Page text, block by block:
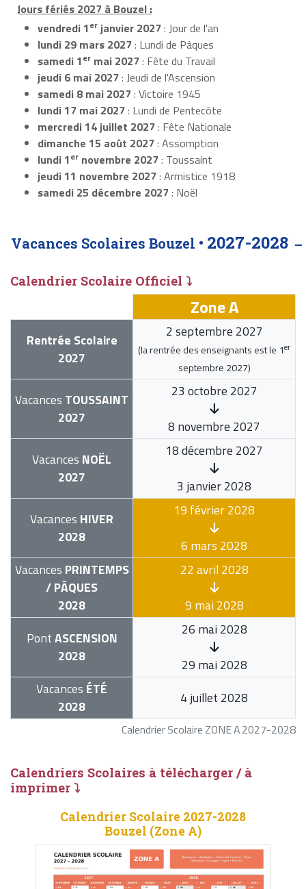
Jours fériés 2027 à Bouzel :
vendredi 1er janvier 2027: Jour de l'an
lundi 29 mars 2027: Lundi de Pâques
samedi 1er mai 2027: Fête du Travail
jeudi 6 mai 2027: Jeudi de l'Ascension
samedi 8 mai 2027: Victoire 1945
lundi 17 mai 2027: Lundi de Pentecôte
mercredi 14 juillet 2027: Fête Nationale
dimanche 15 août 2027: Assomption
lundi 1er novembre 2027: Toussaint
jeudi 11 novembre 2027: Armistice 1918
samedi 25 décembre 2027: Noël
Vacances Scolaires Bouzel • 2027-2028
Calendrier Scolaire Officiel ⤵
Calendrier Scolaire ZONE A 2027-2028
Zone A
Rentrée Scolaire
2027
2 septembre 2027
(la rentrée des enseignants est le 1er
septembre 2027)
Vacances TOUSSAINT
2027
23 octobre 2027
8 novembre 2027
Vacances NOËL
2027
18 décembre 2027
3 janvier 2028
Vacances HIVER
2028
19 février 2028
6 mars 2028
Vacances PRINTEMPS
/ PÂQUES
2028
22 avril 2028
9 mai 2028
PontASCENSION
2028
26 mai 2028
29 mai 2028
Vacances ÉTÉ
2028
4 juillet 2028
Calendriers Scolaires à télécharger / à
imprimer ⤵
Calendrier Scolaire 2027-2028
Bouzel (Zone A)